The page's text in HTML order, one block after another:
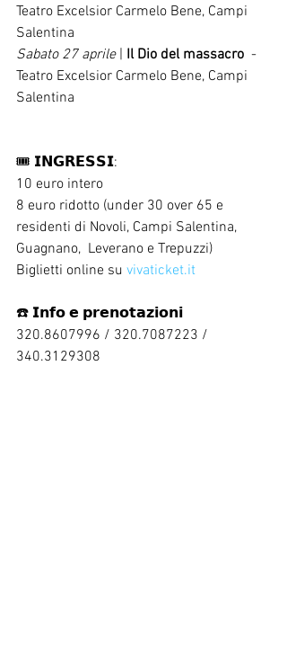
Teatro Excelsior Carmelo Bene, Campi
Salentina
Sabato 27 aprile | Il Dio del massacro -
Teatro Excelsior Carmelo Bene, Campi
Salentina
🎟️ 𝗜𝗡𝗚𝗥𝗘𝗦𝗦𝗜:
10 euro intero
8 euro ridotto (under 30 over 65 e
residenti di Novoli, Campi Salentina,
Guagnano,  Leverano e Trepuzzi)
Biglietti online su vivaticket.it
☎️ 𝗜𝗻𝗳𝗼 𝗲 𝗽𝗿𝗲𝗻𝗼𝘁𝗮𝘇𝗶𝗼𝗻𝗶
320.8607996 / 320.7087223 /
340.3129308